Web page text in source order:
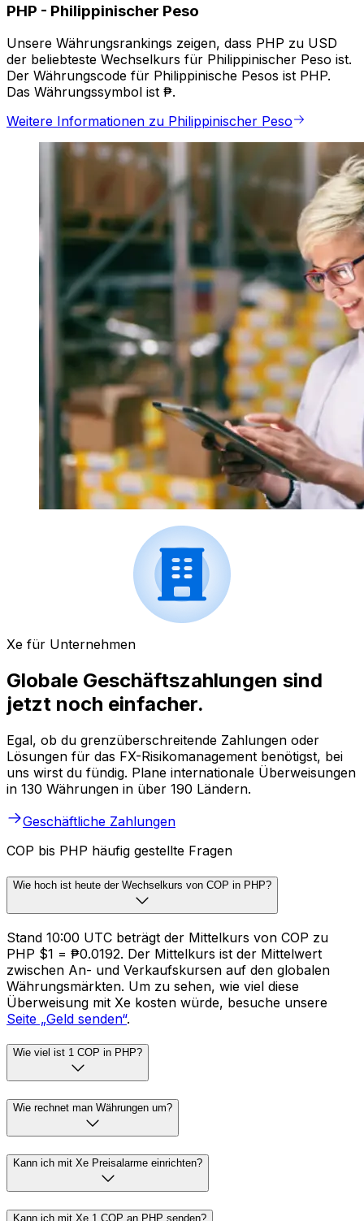
PHP - Philippinischer Peso
Unsere Währungsrankings zeigen, dass PHP zu USD
der beliebteste Wechselkurs für Philippinischer Peso ist.
Der Währungscode für Philippinische Pesos ist PHP.
Das Währungssymbol ist ₱.
Weitere Informationen zu Philippinischer Peso
Xe für Unternehmen
Globale Geschäftszahlungen sind
jetzt noch einfacher.
Egal, ob du grenzüberschreitende Zahlungen oder
Lösungen für das FX-Risikomanagement benötigst, bei
uns wirst du fündig. Plane internationale Überweisungen
in 130 Währungen in über 190 Ländern.
Geschäftliche Zahlungen
COP bis PHP häufig gestellte Fragen
Wie hoch ist heute der Wechselkurs von COP in PHP?
Stand 10:00 UTC beträgt der Mittelkurs von COP zu
PHP $1 = ₱0.0192. Der Mittelkurs ist der Mittelwert
zwischen An- und Verkaufskursen auf den globalen
Währungsmärkten. Um zu sehen, wie viel diese
Überweisung mit Xe kosten würde, besuche unsere
Seite „Geld senden“.
Wie viel ist 1 COP in PHP?
Wie rechnet man Währungen um?
Kann ich mit Xe Preisalarme einrichten?
Kann ich mit Xe 1 COP an PHP senden?